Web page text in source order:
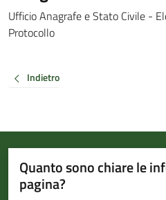
Ufficio Anagrafe e Stato Civile -
Protocollo
Indietro
Quanto sono chiare le
pagina?